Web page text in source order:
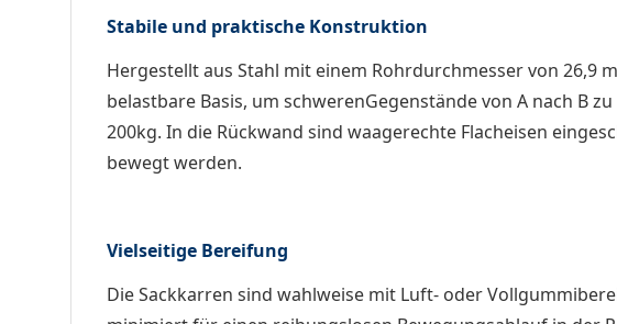
Stabile und praktische Konstruktion
Hergestellt aus Stahl mit einem Rohrdurchmesser von 26,9
belastbare Basis, um schwerenGegenstände von A nach B
200kg. In die Rückwand sind waagerechte Flacheisen
bewegt werden.
Vielseitige Bereifung
Die Sackkarren sind wahlweise mit Luft- oder